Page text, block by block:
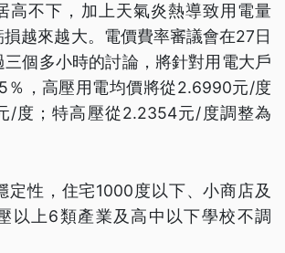
高不下，加上天氣炎熱導致用電量
越來越大。電價費率審議會在27日
個多小時的討論，將針對用電大戶
％，高壓用電均價將從2.6990元/度
/度；特高壓從2.2354元/度調整為
定性，住宅1000度以下、小商店及
以上6類產業及高中以下學校不調